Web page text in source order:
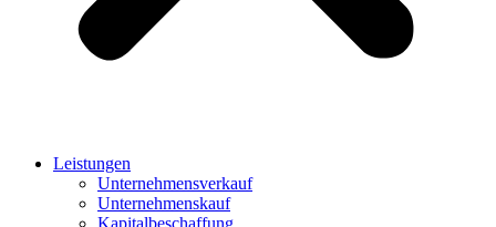
Leistungen
Unternehmensverkauf
Unternehmenskauf
Kapitalbeschaffung